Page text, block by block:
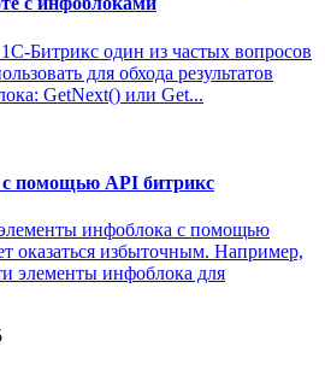
Битрикс один из частых вопросов
для обхода результатов
GetNext() или Get...
помощью API битрикс
инфоблока с помощью
оказаться избыточным. Например,
элементы инфоблока для